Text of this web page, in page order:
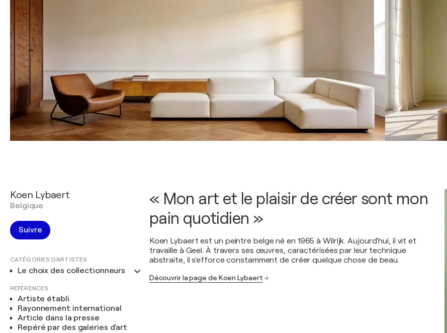
Koen Lybaert
Belgique
Suivre
CATÉGORIES D'ARTISTES
Le choix des collectionneurs
RÉFÉRENCES
Artiste établi
Rayonnement international
Article dans la presse
Repéré par des galeries d'art
« Mon art et le plaisir de créer sont mon
pain quotidien »
Koen Lybaert est un peintre belge né en 1965 à Wilrijk. Aujourd'hui, il vit et
travaille à Geel. À travers ses œuvres, caractérisées par leur technique
abstraite, il s'efforce constamment de créer quelque chose de beau.
Découvrir la page de Koen Lybaert